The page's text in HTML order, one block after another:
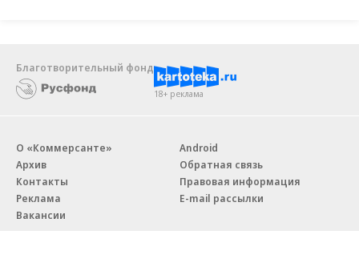
Благотворительный фонд
18+ реклама
О «Коммерсанте»
Архив
Контакты
Реклама
Вакансии
Android
Обратная связь
Правовая информация
E-mail рассылки